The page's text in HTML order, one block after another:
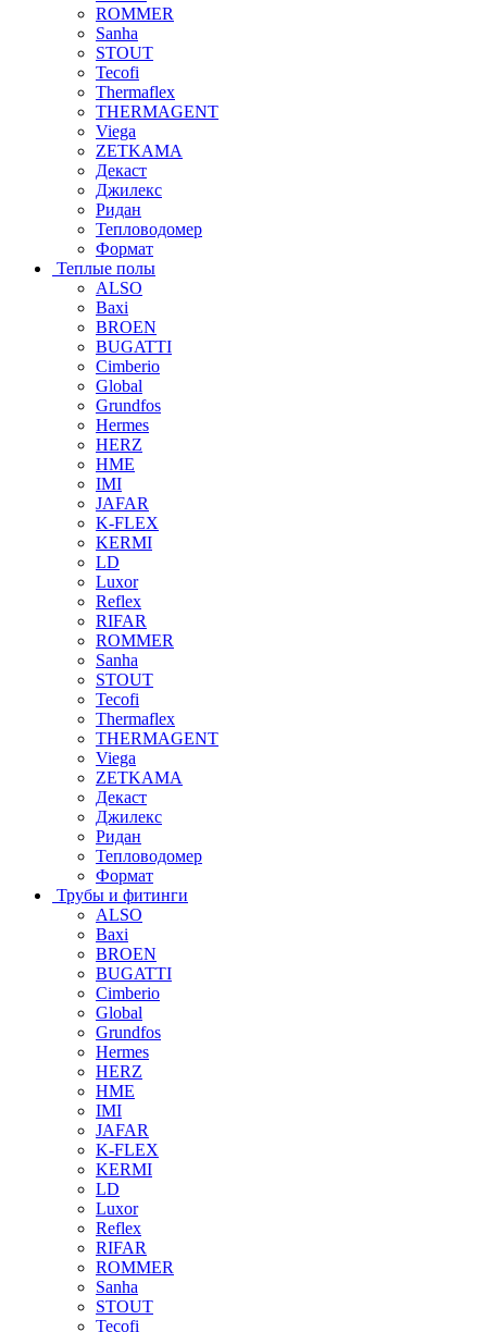
ROMMER
Sanha
STOUT
Tecofi
Thermaflex
THERMAGENT
Viega
ZETKAMA
Декаст
Джилекс
Ридан
Тепловодомер
Формат
Теплые полы
ALSO
Baxi
BROEN
BUGATTI
Cimberio
Global
Grundfos
Hermes
HERZ
HME
IMI
JAFAR
K-FLEX
KERMI
LD
Luxor
Reflex
RIFAR
ROMMER
Sanha
STOUT
Tecofi
Thermaflex
THERMAGENT
Viega
ZETKAMA
Декаст
Джилекс
Ридан
Тепловодомер
Формат
Трубы и фитинги
ALSO
Baxi
BROEN
BUGATTI
Cimberio
Global
Grundfos
Hermes
HERZ
HME
IMI
JAFAR
K-FLEX
KERMI
LD
Luxor
Reflex
RIFAR
ROMMER
Sanha
STOUT
Tecofi